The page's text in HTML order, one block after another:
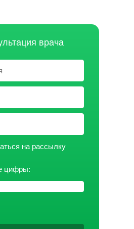
врача
на рассылку
цифры: